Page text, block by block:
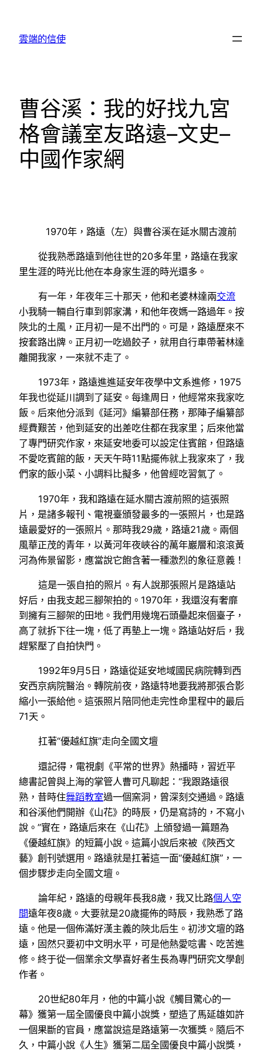
雲端的信使
曹谷溪：我的好找九宮
格會議室友路遠–文史–
中國作家網
1970年，路遠（左）與曹谷溪在延水關古渡前
從我熟悉路遠到他往世的20多年里，路遠在我家
里生涯的時光比他在本身家生涯的時光還多。
有一年，年夜年三十那天，他和老婆林達兩交流
小我騎一輛自行車到郭家溝，和他年夜媽一路過年。按
陜北的土風，正月初一是不出門的。可是，路遠歷來不
按套路出牌。正月初一吃過餃子，就用自行車帶著林達
離開我家，一來就不走了。
1973年，路遠進進延安年夜學中文系進修，1975
年我也從延川調到了延安。每逢周日，他經常來我家吃
飯。后來他分派到《延河》編纂部任務，那陣子編纂部
經費艱苦，他到延安的出差吃住都在我家里；后來他當
了專門研究作家，來延安地委可以設定住賓館，但路遠
不愛吃賓館的飯，天天午時11點擺佈就上我家來了，我
們家的飯小菜、小調料比擬多，他曾經吃習氣了。
1970年，我和路遠在延水關古渡前照的這張照
片，是諸多報刊、電視臺頒發最多的一張照片，也是路
遠最愛好的一張照片。那時我29歲，路遠21歲。兩個
風華正茂的青年，以黃河年夜峽谷的萬年巖層和滾滾黃
河為佈景留影，應當說它飽含著一種激烈的象征意義！
這是一張自拍的照片。有人說那張照片是路遠站
好后，由我支起三腳架拍的。1970年，我還沒有奢靡
到擁有三腳架的田地。我們用幾塊石頭壘起來個臺子，
高了就拆下往一塊，低了再墊上一塊。路遠站好后，我
趕緊壓了自拍快門。
1992年9月5日，路遠從延安地域國民病院轉到西
安西京病院醫治。轉院前夜，路遠特地要我將那張合影
縮小一張給他。這張照片陪同他走完性命里程中的最后
71天。
扛著“優越紅旗”走向全國文壇
還記得，電視劇《平常的世界》熱播時，習近平
總書記曾與上海的掌管人曹可凡聊起：“我跟路遠很
熟，昔時住舞蹈教室過一個窯洞，曾深刻交通過。路遠
和谷溪他們開辦《山花》的時辰，仍是寫詩的，不寫小
說。”實在，路遠后來在《山花》上頒發過一篇題為
《優越紅旗》的短篇小說。這篇小說后來被《陜西文
藝》創刊號選用。路遠就是扛著這一面“優越紅旗”，一
個步驟步走向全國文壇。
論年紀，路遠的母親年長我8歲，我又比路個人空
間遠年夜8歲。大要就是20歲擺佈的時辰，我熟悉了路
遠。他是一個佈滿好漢主義的陜北后生。初涉文壇的路
遠，固然只要初中文明水平，可是他熱愛唸書、吃苦進
修。終于從一個業余文學喜好者生長為專門研究文學創
作者。
20世紀80年月，他的中篇小說《觸目驚心的一
幕》獲第一屆全國優良中篇小說獎，塑造了馬延雄如許
一個果斷的官員，應當說這是路遠第一次獲獎。隨后不
久，中篇小說《人生》獲第二屆全國優良中篇小說獎，